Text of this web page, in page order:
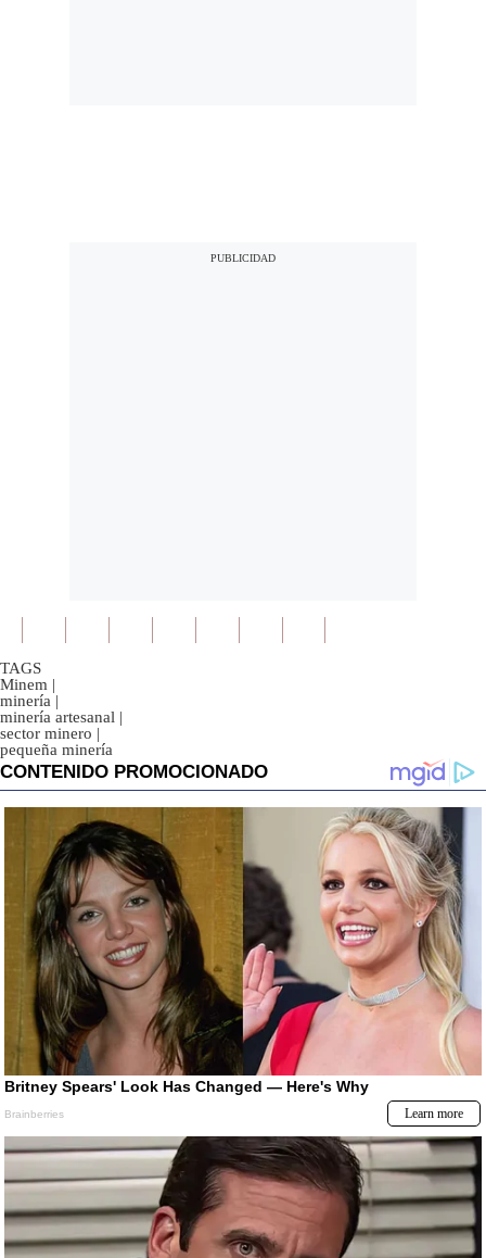
TAGS
Minem |
minería |
minería artesanal |
sector minero |
pequeña minería